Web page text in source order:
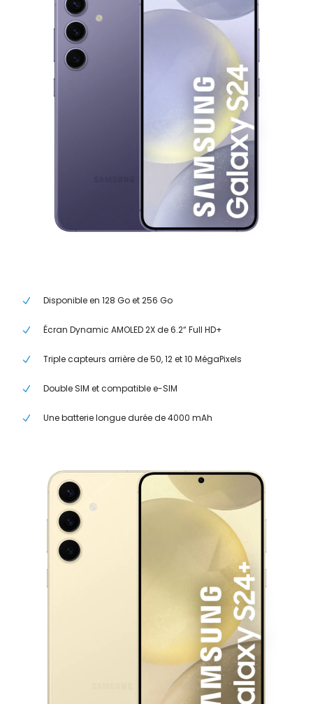
Disponible en 128 Go et 256 Go
Écran Dynamic AMOLED 2X de 6.2“ Full HD+
Triple capteurs arrière de 50, 12 et 10 MégaPixels
Double SIM et compatible e-SIM
Une batterie longue durée de 4000 mAh